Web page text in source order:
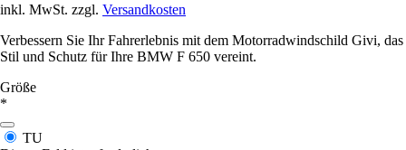
inkl. MwSt. zzgl. Versandkosten
Verbessern Sie Ihr Fahrerlebnis mit dem Motorradwindschild Givi, das
Stil und Schutz für Ihre BMW F 650 vereint.
Größe
*
TU